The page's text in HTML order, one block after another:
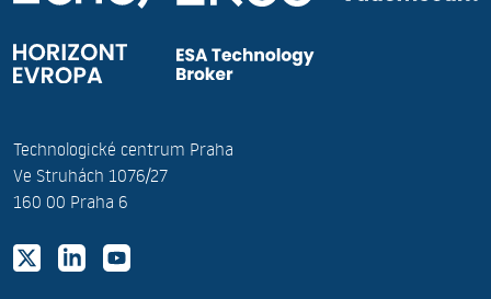
Technologické centrum Praha
Ve Struhách 1076/27
160 00 Praha 6